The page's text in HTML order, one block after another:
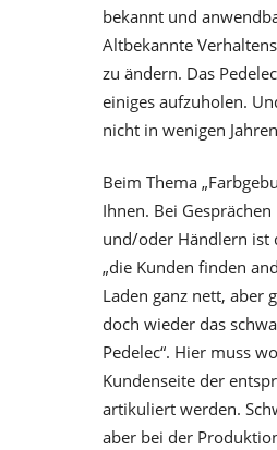
bekannt und
Altbekannte
zu ändern. Das
einiges aufzuholen.
nicht in wenigen
Beim Thema
Ihnen. Bei
und/oder Händlern ist
„die Kunden finden
Laden ganz nett, aber
doch wieder das
Pedelec“. Hier muss
Kundenseite der
artikuliert werden.
aber bei der